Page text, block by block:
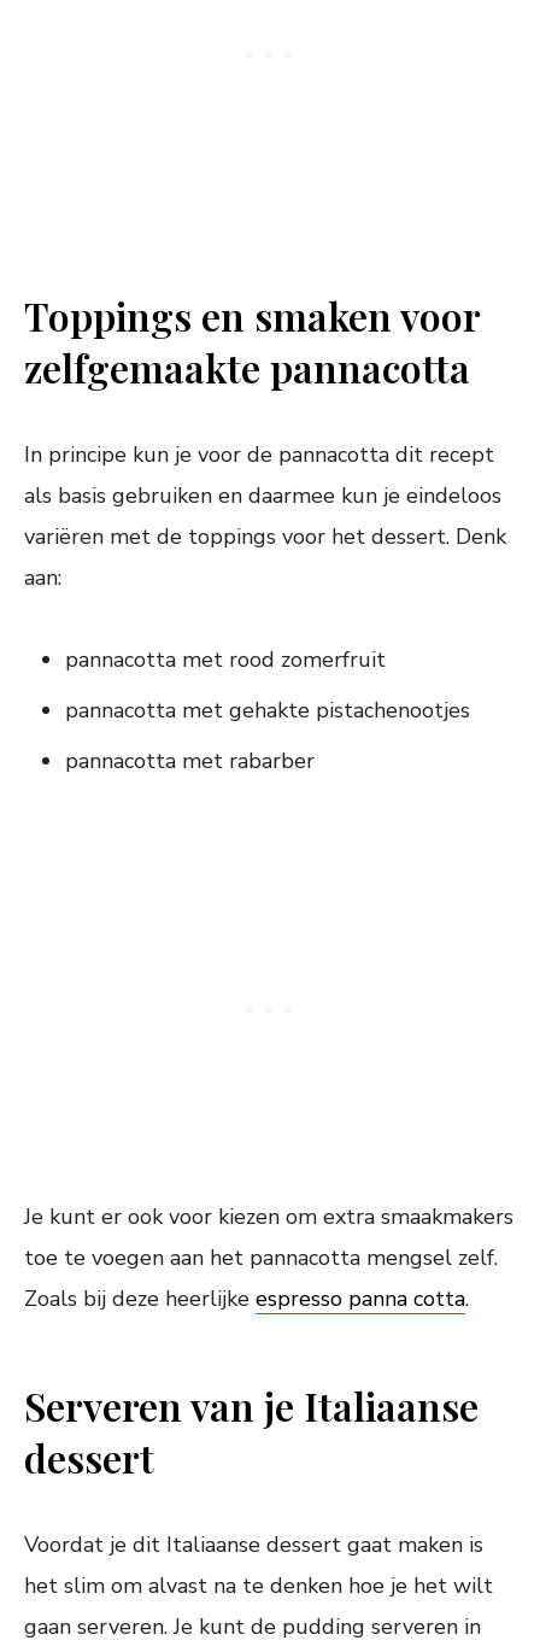
Toppings en smaken voor
zelfgemaakte pannacotta
In principe kun je voor de pannacotta dit recept
als basis gebruiken en daarmee kun je eindeloos
variëren met de toppings voor het dessert. Denk
aan:
pannacotta met rood zomerfruit
pannacotta met gehakte pistachenootjes
pannacotta met rabarber
Je kunt er ook voor kiezen om extra smaakmakers
toe te voegen aan het pannacotta mengsel zelf.
Zoals bij deze heerlijke espresso panna cotta.
Serveren van je Italiaanse
dessert
Voordat je dit Italiaanse dessert gaat maken is
het slim om alvast na te denken hoe je het wilt
gaan serveren. Je kunt de pudding serveren in